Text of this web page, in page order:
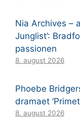
Nia Archives –
Junglist’:
passionen
8. august 2026
Phoebe
dramaet
8. august 2026